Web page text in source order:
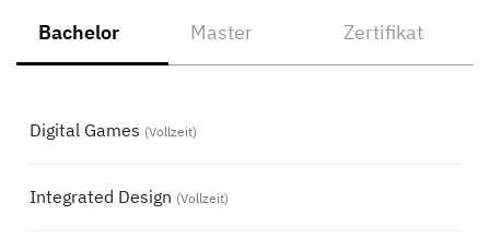
Bachelor Master Zertifikat
Digital Games (Vollzeit)
Integrated Design (Vollzeit)